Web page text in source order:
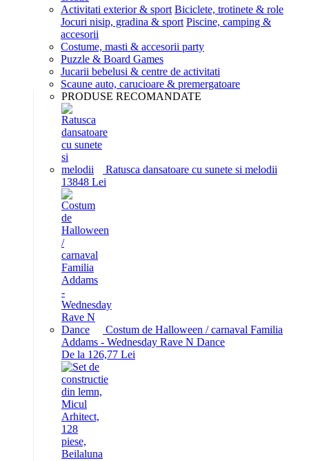
Activitati exterior & sport Biciclete, trotinete & role
Jocuri nisip, gradina & sport Piscine, camping &
accesorii
Costume, masti & accesorii party
Puzzle & Board Games
Jucarii bebelusi & centre de activitati
Scaune auto, carucioare & premergatoare
PRODUSE RECOMANDATE
Ratusca dansatoare cu sunete si melodii
13848 Lei
Costum de Halloween / carnaval Familia
Addams - Wednesday Rave N Dance
De la 126,77 Lei